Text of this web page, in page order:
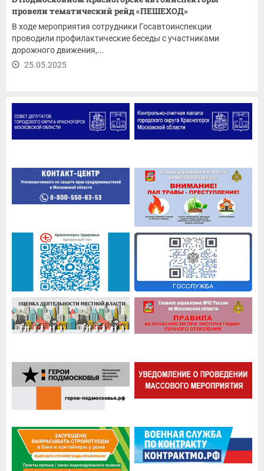
провели тематический рейд «ПЕШЕХОД»
В ходе мероприятия сотрудники Госавтоинспекции
проводили профилактические беседы с участниками
дорожного движения,...
25.05.2025